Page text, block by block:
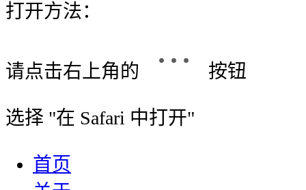
打开方法：
请点击右上角的 按钮
选择 "在 Safari 中打开"
首页